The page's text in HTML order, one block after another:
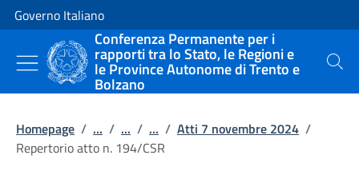
Vai al contenuto
Vai alla navigazione del sito
Governo Italiano
Conferenza Permanente per i
rapporti tra lo Stato, le Regioni e
le Province Autonome di Trento e
Bolzano
Cerca
Homepage / ... / ... / ... / Atti 7 novembre 2024 /
Repertorio atto n. 194/CSR